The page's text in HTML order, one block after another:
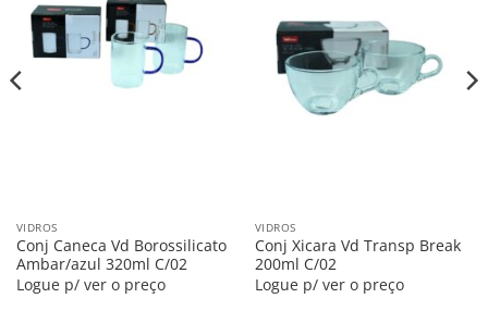
VIDROS
Conj Caneca Vd Borossilicato
Ambar/azul 320ml C/02
Logue p/ ver o preço
VIDROS
Conj Xicara Vd Transp Break
200ml C/02
Logue p/ ver o preço